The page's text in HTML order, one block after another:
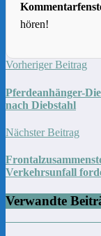
hören!
Vorheriger Beitrag
Pferdeanhänger-
nach Diebstahl
Nächster Beitrag
Verkehrsunfall
Verwandte